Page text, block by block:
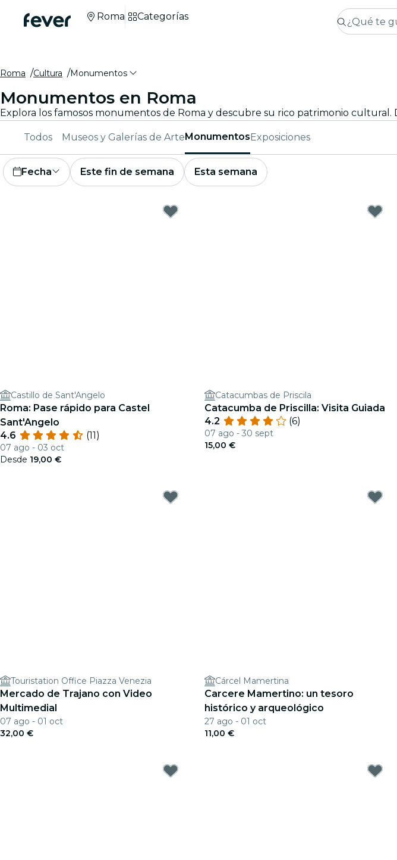
Roma Categorías
Roma Cultura Monumentos
Monumentos en Roma
Todos Museos y Galerías de ArteMonumentosExposiciones
Fecha Este fin de semana Esta semana
Castillo de Sant'Angelo
Roma: Pase rápido para Castel
Sant'Angelo
4.6
(11)
07 ago - 03 oct
Desde 19,00 €
Catacumbas de Priscila
Catacumba de Priscilla: Visita Guiada
4.2
(6)
07 ago - 30 sept
15,00 €
Touristation Office Piazza Venezia
Mercado de Trajano con Video
Multimedial
07 ago - 01 oct
32,00 €
Cárcel Mamertina
Carcere Mamertino: un tesoro
histórico y arqueológico
27 ago - 01 oct
11,00 €